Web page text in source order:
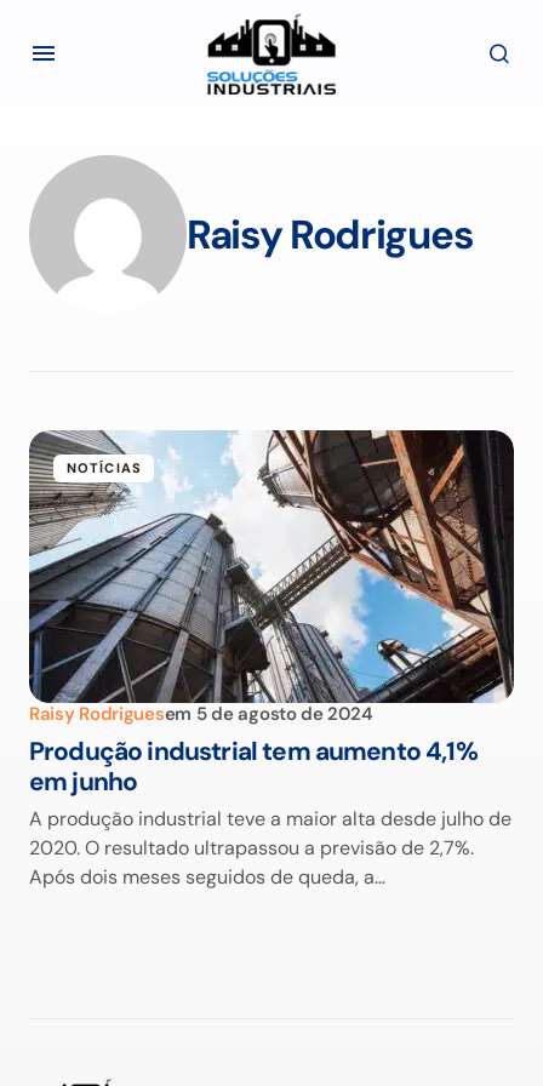
Raisy Rodrigues
NOTÍCIAS
Raisy Rodriguesem 5 de agosto de 2024
Produção industrial tem aumento 4,1%
em junho
A produção industrial teve a maior alta desde julho de
2020. O resultado ultrapassou a previsão de 2,7%.
Após dois meses seguidos de queda, a…